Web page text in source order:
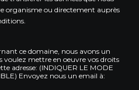
organisme ou directement auprès
ce domaine, nous avons un
voulez mettre en oeuvre vos droits
adresse: (INDIQUER LE MODE
Envoyez nous un email à: